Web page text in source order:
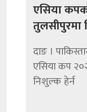
एसिया
दाङ ।
एसिया कप
निशुल्क हेर्न